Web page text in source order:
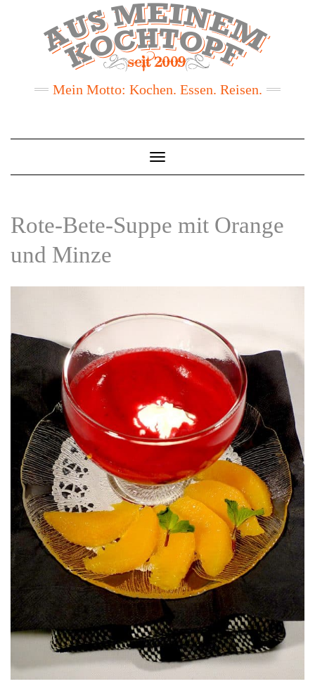
Mein Motto: Kochen. Essen. Reisen.
Toggle
Navigation
Rote-Bete-Suppe mit Orange
und Minze